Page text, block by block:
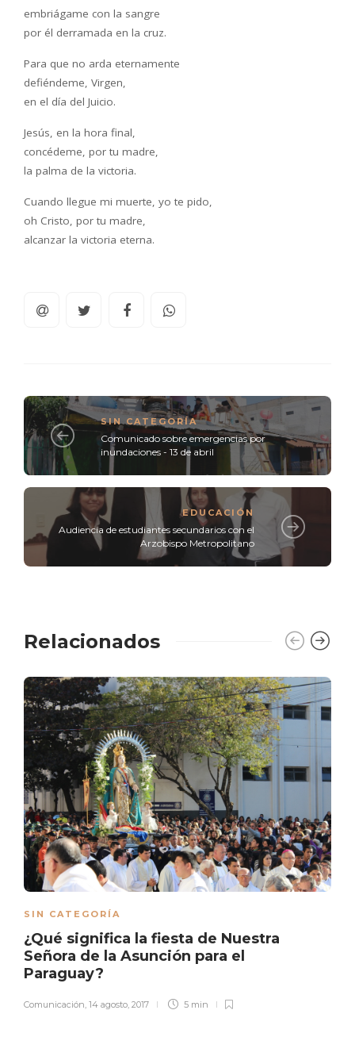
embriágame con la sangre
por él derramada en la cruz.
Para que no arda eternamente
defiéndeme, Virgen,
en el día del Juicio.
Jesús, en la hora final,
concédeme, por tu madre,
la palma de la victoria.
Cuando llegue mi muerte, yo te pido,
oh Cristo, por tu madre,
alcanzar la victoria eterna.
SIN CATEGORÍA
Comunicado sobre emergencias por
inundaciones - 13 de abril
EDUCACIÓN
Audiencia de estudiantes secundarios con el
Arzobispo Metropolitano
Relacionados
SIN CATEGORÍA
¿Qué significa la fiesta de Nuestra
Señora de la Asunción para el
Paraguay?
Comunicación, 14 agosto, 2017 5 min